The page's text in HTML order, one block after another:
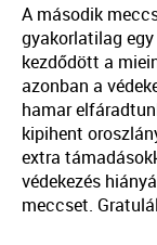
A második
gyakorlatilag egy
kezdődött a
azonban a
hamar
kipihent
extra
védekezés
meccset.